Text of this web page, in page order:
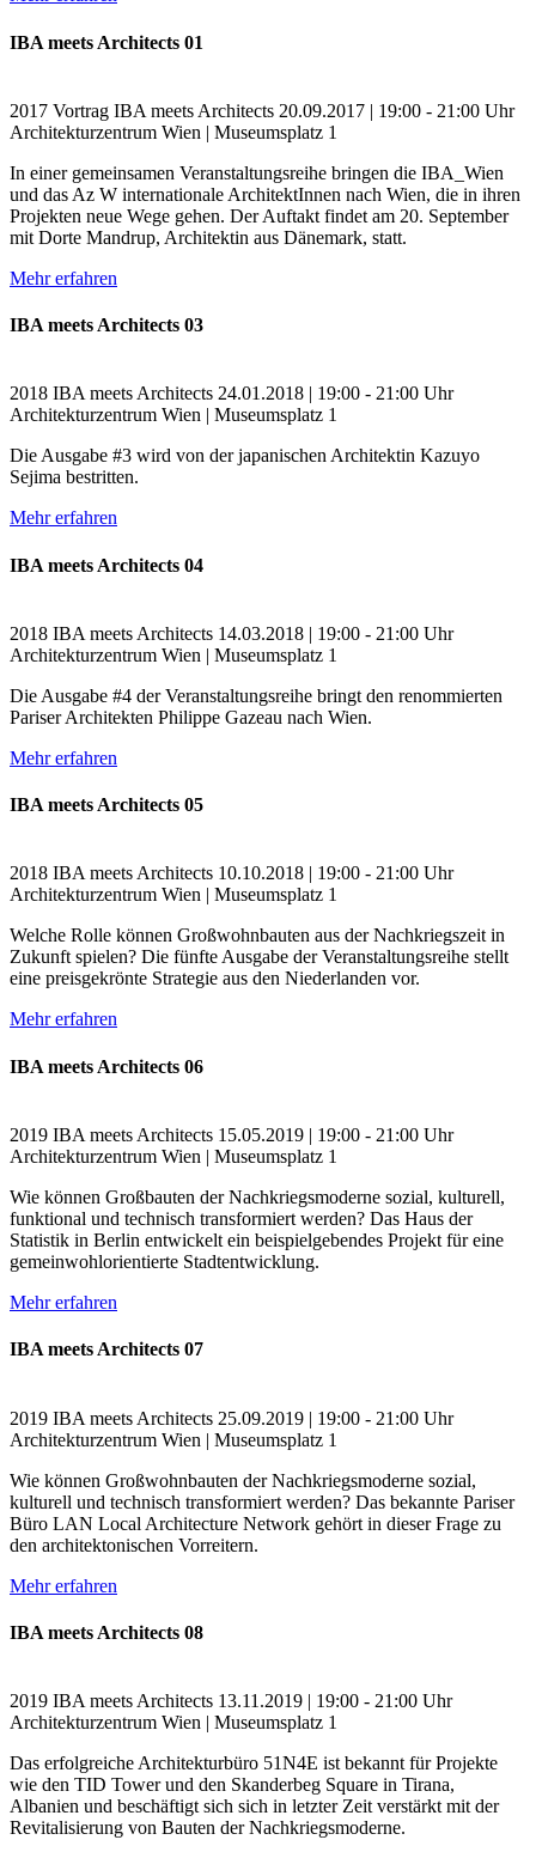
IBA meets Architects 01
2017 Vortrag IBA meets Architects 20.09.2017 | 19:00 - 21:00 Uhr
Architekturzentrum Wien | Museumsplatz 1
In einer gemeinsamen Veranstaltungsreihe bringen die IBA_Wien
und das Az W internationale ArchitektInnen nach Wien, die in ihren
Projekten neue Wege gehen. Der Auftakt findet am 20. September
mit Dorte Mandrup, Architektin aus Dänemark, statt.
Mehr erfahren
IBA meets Architects 03
2018 IBA meets Architects 24.01.2018 | 19:00 - 21:00 Uhr
Architekturzentrum Wien | Museumsplatz 1
Die Ausgabe #3 wird von der japanischen Architektin Kazuyo
Sejima bestritten.
Mehr erfahren
IBA meets Architects 04
2018 IBA meets Architects 14.03.2018 | 19:00 - 21:00 Uhr
Architekturzentrum Wien | Museumsplatz 1
Die Ausgabe #4 der Veranstaltungsreihe bringt den renommierten
Pariser Architekten Philippe Gazeau nach Wien.
Mehr erfahren
IBA meets Architects 05
2018 IBA meets Architects 10.10.2018 | 19:00 - 21:00 Uhr
Architekturzentrum Wien | Museumsplatz 1
Welche Rolle können Großwohnbauten aus der Nachkriegszeit in
Zukunft spielen? Die fünfte Ausgabe der Veranstaltungsreihe stellt
eine preisgekrönte Strategie aus den Niederlanden vor.
Mehr erfahren
IBA meets Architects 06
2019 IBA meets Architects 15.05.2019 | 19:00 - 21:00 Uhr
Architekturzentrum Wien | Museumsplatz 1
Wie können Großbauten der Nachkriegsmoderne sozial, kulturell,
funktional und technisch transformiert werden? Das Haus der
Statistik in Berlin entwickelt ein beispielgebendes Projekt für eine
gemeinwohlorientierte Stadtentwicklung.
Mehr erfahren
IBA meets Architects 07
2019 IBA meets Architects 25.09.2019 | 19:00 - 21:00 Uhr
Architekturzentrum Wien | Museumsplatz 1
Wie können Großwohnbauten der Nachkriegsmoderne sozial,
kulturell und technisch transformiert werden? Das bekannte Pariser
Büro LAN Local Architecture Network gehört in dieser Frage zu
den architektonischen Vorreitern.
Mehr erfahren
IBA meets Architects 08
2019 IBA meets Architects 13.11.2019 | 19:00 - 21:00 Uhr
Architekturzentrum Wien | Museumsplatz 1
Das erfolgreiche Architekturbüro 51N4E ist bekannt für Projekte
wie den TID Tower und den Skanderbeg Square in Tirana,
Albanien und beschäftigt sich sich in letzter Zeit verstärkt mit der
Revitalisierung von Bauten der Nachkriegsmoderne.